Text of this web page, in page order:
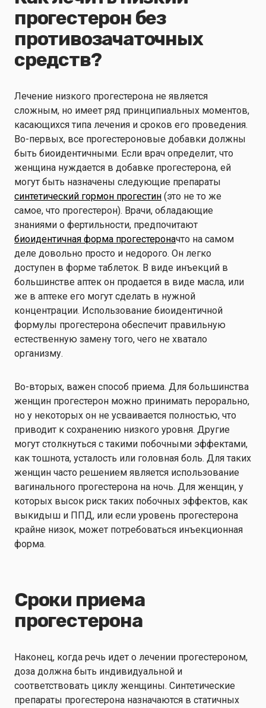
прогестерон без
противозачаточных
средств?
Лечение низкого прогестерона не является
сложным, но имеет ряд принципиальных моментов,
касающихся типа лечения и сроков его проведения.
Во-первых, все прогестероновые добавки должны
быть биоидентичными. Если врач определит, что
женщина нуждается в добавке прогестерона, ей
могут быть назначены следующие препараты
синтетический гормон прогестин (это не то же
самое, что прогестерон). Врачи, обладающие
знаниями о фертильности, предпочитают
биоидентичная форма прогестероначто на самом
деле довольно просто и недорого. Он легко
доступен в форме таблеток. В виде инъекций в
большинстве аптек он продается в виде масла, или
же в аптеке его могут сделать в нужной
концентрации. Использование биоидентичной
формулы прогестерона обеспечит правильную
естественную замену того, чего не хватало
организму.
Во-вторых, важен способ приема. Для большинства
женщин прогестерон можно принимать перорально,
но у некоторых он не усваивается полностью, что
приводит к сохранению низкого уровня. Другие
могут столкнуться с такими побочными эффектами,
как тошнота, усталость или головная боль. Для таких
женщин часто решением является использование
вагинального прогестерона на ночь. Для женщин, у
которых высок риск таких побочных эффектов, как
выкидыш и ППД, или если уровень прогестерона
крайне низок, может потребоваться инъекционная
форма.
Сроки приема
прогестерона
Наконец, когда речь идет о лечении прогестероном,
доза должна быть индивидуальной и
соответствовать циклу женщины. Синтетические
препараты прогестерона назначаются в статичных